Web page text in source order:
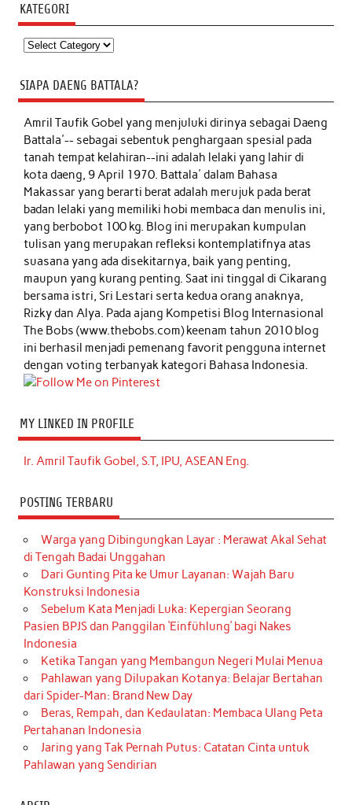
KATEGORI
Kategori
SIAPA DAENG BATTALA?
Amril Taufik Gobelyang menjuluki dirinya sebagai Daeng
Battala'-- sebagai sebentuk penghargaan spesial pada
tanah tempat kelahiran--ini adalah lelaki yang lahir di
kota daeng, 9 April 1970. Battala' dalam Bahasa
Makassar yang berarti berat adalah merujuk pada berat
badan lelaki yang memiliki hobi membaca dan menulis ini,
yang berbobot 100 kg. Blog ini merupakan kumpulan
tulisan yang merupakan refleksi kontemplatifnya atas
suasana yang ada disekitarnya, baik yang penting,
maupun yang kurang penting. Saat ini tinggal di Cikarang
bersama istri, Sri Lestari serta kedua orang anaknya,
Rizky dan Alya. Pada ajang Kompetisi Blog Internasional
The Bobs (www.thebobs.com) keenam tahun 2010 blog
ini berhasil menjadi pemenang favorit pengguna internet
dengan voting terbanyak kategori Bahasa Indonesia.
MY LINKED IN PROFILE
Ir. Amril Taufik Gobel, S.T, IPU, ASEAN Eng.
POSTING TERBARU
Warga yang Dibingungkan Layar : Merawat Akal Sehat
di Tengah Badai Unggahan
Dari Gunting Pita ke Umur Layanan: Wajah Baru
Konstruksi Indonesia
Sebelum Kata Menjadi Luka: Kepergian Seorang
Pasien BPJS dan Panggilan ‘Einfühlung’ bagi Nakes
Indonesia
Ketika Tangan yang Membangun Negeri Mulai Menua
Pahlawan yang Dilupakan Kotanya: Belajar Bertahan
dari Spider-Man: Brand New Day
Beras, Rempah, dan Kedaulatan: Membaca Ulang Peta
Pertahanan Indonesia
Jaring yang Tak Pernah Putus: Catatan Cinta untuk
Pahlawan yang Sendirian